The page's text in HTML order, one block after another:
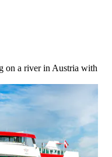
on a river in Austria with